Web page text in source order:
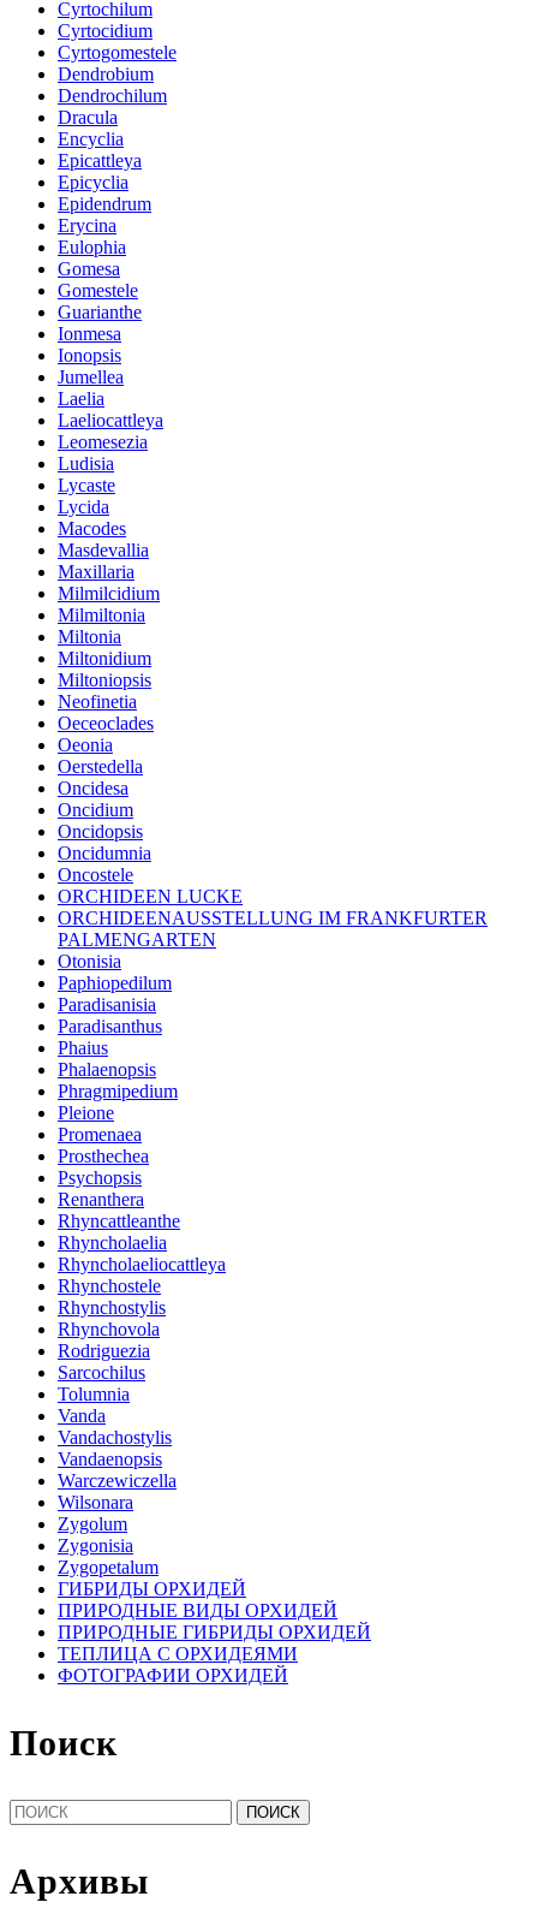
Cyrtochilum
Cyrtocidium
Cyrtogomestele
Dendrobium
Dendrochilum
Dracula
Encyclia
Epicattleya
Epicyclia
Epidendrum
Erycina
Eulophia
Gomesa
Gomestele
Guarianthe
Ionmesa
Ionopsis
Jumellea
Laelia
Laeliocattleya
Leomesezia
Ludisia
Lycaste
Lycida
Macodes
Masdevallia
Maxillaria
Milmilcidium
Milmiltonia
Miltonia
Miltonidium
Miltoniopsis
Neofinetia
Oeceoclades
Oeonia
Oerstedella
Oncidesa
Oncidium
Oncidopsis
Oncidumnia
Oncostele
ORCHIDEEN LUCKE
ORCHIDEENAUSSTELLUNG IM FRANKFURTER
PALMENGARTEN
Otonisia
Paphiopedilum
Paradisanisia
Paradisanthus
Phaius
Phalaenopsis
Phragmipedium
Pleione
Promenaea
Prosthechea
Psychopsis
Renanthera
Rhyncattleanthe
Rhyncholaelia
Rhyncholaeliocattleya
Rhynchostele
Rhynchostylis
Rhynchovola
Rodriguezia
Sarcochilus
Tolumnia
Vanda
Vandachostylis
Vandaenopsis
Warczewiczella
Wilsonara
Zygolum
Zygonisia
Zygopetalum
ГИБРИДЫ ОРХИДЕЙ
ПРИРОДНЫЕ ВИДЫ ОРХИДЕЙ
ПРИРОДНЫЕ ГИБРИДЫ ОРХИДЕЙ
ТЕПЛИЦА С ОРХИДЕЯМИ
ФОТОГРАФИИ ОРХИДЕЙ
Поиск
Найти:
Архивы